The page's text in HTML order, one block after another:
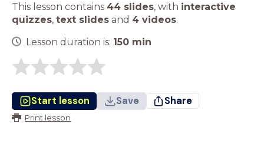
This lesson contains 44 slides, with interactive
quizzes, text slides and 4 videos.
Lesson duration is: 150 min
Start lesson Save Share
Print lesson